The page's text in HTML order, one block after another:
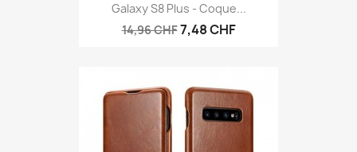
Galaxy S8 Plus - Coque...
14,96 CHF7,48 CHF